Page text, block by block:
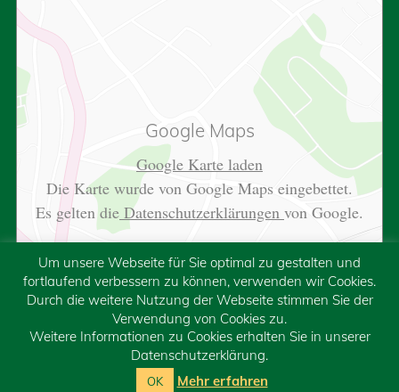
Google Maps
Google Karte laden
Die Karte wurde von Google Maps eingebettet.
Es gelten die Datenschutzerklärungen von Google.
Um unsere Webseite für Sie optimal zu gestalten und
fortlaufend verbessern zu können, verwenden wir Cookies.
Durch die weitere Nutzung der Webseite stimmen Sie der
Verwendung von Cookies zu.
Weitere Informationen zu Cookies erhalten Sie in unserer
Datenschutzerklärung.
OK Mehr erfahren